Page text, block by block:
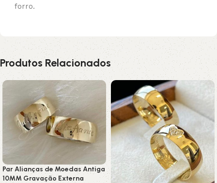
forro.
Produtos Relacionados
Par Alianças de Moedas Antiga
10MM Gravação Externa